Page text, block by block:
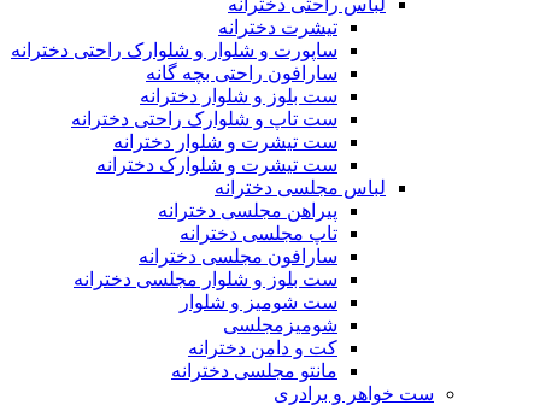
لباس راحتی دخترانه
تیشرت دخترانه
ساپورت و شلوار و شلوارک راحتی دخترانه
سارافون راحتی بچه گانه
ست بلوز و شلوار دخترانه
ست تاپ و شلوارک راحتی دخترانه
ست تیشرت و شلوار دخترانه
ست تیشرت و شلوارک دخترانه
لباس مجلسی دخترانه
پیراهن مجلسی دخترانه
تاپ مجلسی دخترانه
سارافون مجلسی دخترانه
ست بلوز و شلوار مجلسی دخترانه
ست شومیز و شلوار
شومیزمجلسی
کت و دامن دخترانه
مانتو مجلسی دخترانه
ست خواهر و برادری